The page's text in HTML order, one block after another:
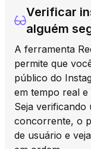
Verificar
alguém
A ferramenta
permite que
público do
em tempo real
Seja
concorrente, o
de usuário e